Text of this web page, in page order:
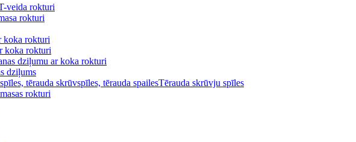
veida rokturi
rokturi
koka rokturi
koka rokturi
dziļumu ar koka rokturi
dziļums
Tērauda skrūvju spīles
rokturi